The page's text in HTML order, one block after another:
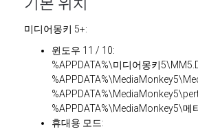
미디어몽키 5+:
윈도우 11 / 10:
%APPDATA%\미디어몽키
%APPDATA%\MediaMonkey5\메
휴대용 모드: